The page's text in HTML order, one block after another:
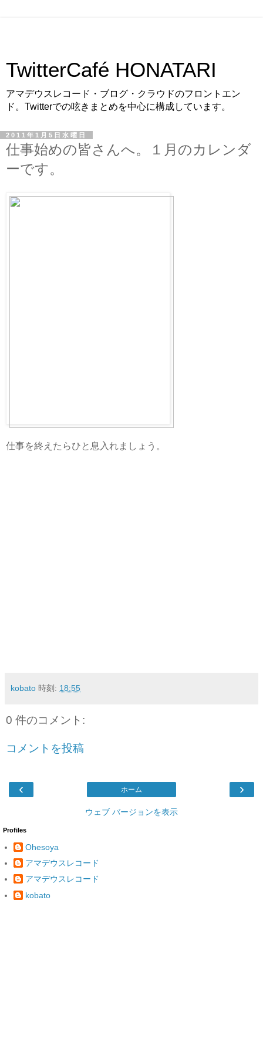
TwitterCafé HONATARI
アマデウスレコード・ブログ・クラウドのフロントエン
ド。Twitterでの呟きまとめを中心に構成しています。
2011年1月5日水曜日
仕事始めの皆さんへ。１月のカレンダ
ーです。
仕事を終えたらひと息入れましょう。
kobato 時刻: 18:55
0 件のコメント:
コメントを投稿
‹ ›
ホーム
ウェブ バージョンを表示
Profiles
Ohesoya
アマデウスレコード
アマデウスレコード
kobato